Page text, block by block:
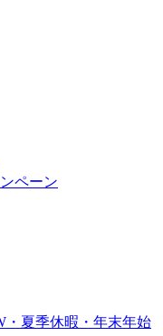
ペーン
・夏季休暇・年末年始